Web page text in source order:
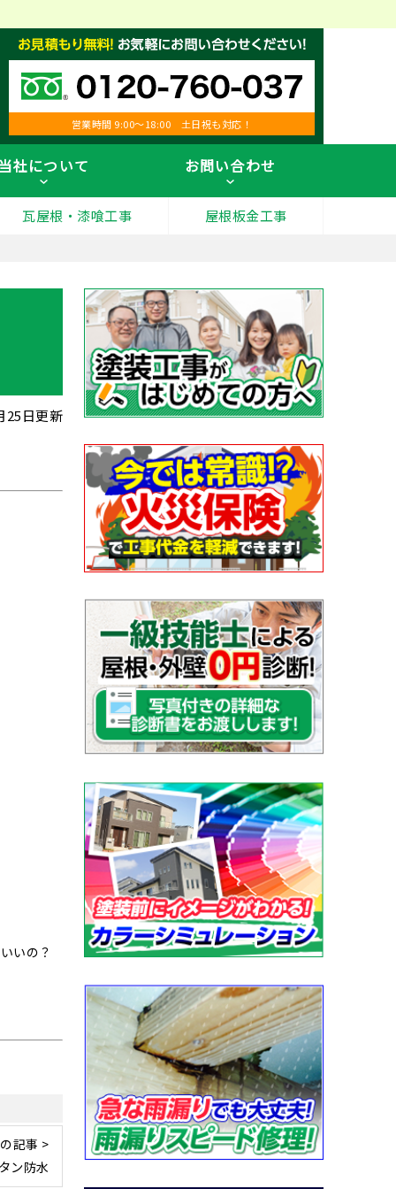
営業時間 9:00～18:00 土日祝も対応！
社について お問い合わせ
瓦屋根・漆喰工事 屋根板金工事
25日更新
いの？
記事 >
ン防水